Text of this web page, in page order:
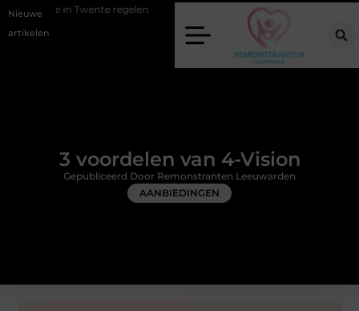
Nieuwe
artikelen
regelen Wat zero-click search betekent voor de toekomst van
3 voordelen van 4-Vision
AANBIEDINGEN
Gepubliceerd Door Remonstranten Leeuwarden